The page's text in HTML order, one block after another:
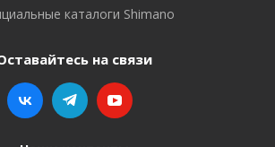
каталоги Shimano
на связи